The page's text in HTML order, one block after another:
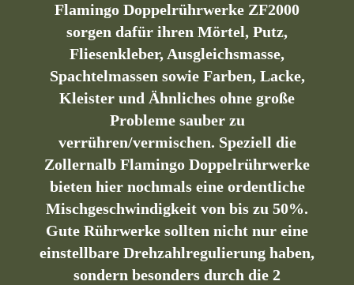
Flamingo Doppelrührwerke ZF2000
sorgen dafür ihren Mörtel, Putz,
Fliesenkleber, Ausgleichsmasse,
Spachtelmassen sowie Farben, Lacke,
Kleister und Ähnliches ohne große
Probleme sauber zu
verrühren/vermischen. Speziell die
Zollernalb Flamingo Doppelrührwerke
bieten hier nochmals eine ordentliche
Mischgeschwindigkeit von bis zu 50%.
Gute Rührwerke sollten nicht nur eine
einstellbare Drehzahlregulierung haben,
sondern besonders durch die 2
Sie befinden sich hier: